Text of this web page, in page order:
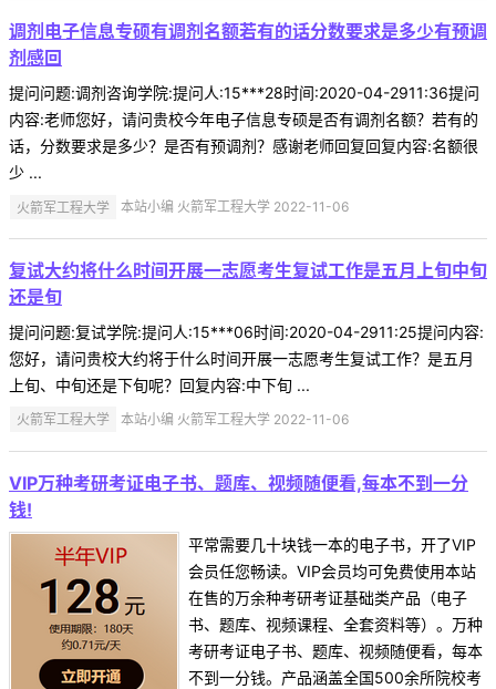
调剂电子信息专硕有调剂名额若有的话分数要求是多少有预调
剂感回
提问问题:调剂咨询学院:提问人:15***28时间:2020-04-2911:36提问
内容:老师您好，请问贵校今年电子信息专硕是否有调剂名额？若有的
话，分数要求是多少？是否有预调剂？感谢老师回复回复内容:名额很
少 ...
火箭军工程大学 本站小编 火箭军工程大学 2022-11-06
复试大约将什么时间开展一志愿考生复试工作是五月上旬中旬
还是旬
提问问题:复试学院:提问人:15***06时间:2020-04-2911:25提问内容:
您好，请问贵校大约将于什么时间开展一志愿考生复试工作？是五月
上旬、中旬还是下旬呢？回复内容:中下旬 ...
火箭军工程大学 本站小编 火箭军工程大学 2022-11-06
VIP万种考研考证电子书、题库、视频随便看,每本不到一分
钱!
平常需要几十块钱一本的电子书，开了VIP
会员任您畅读。VIP会员均可免费使用本站
在售的万余种考研考证基础类产品（电子
书、题库、视频课程、全套资料等）。万种
考研考证电子书、题库、视频随便看，每本
不到一分钱。产品涵盖全国500余所院校考